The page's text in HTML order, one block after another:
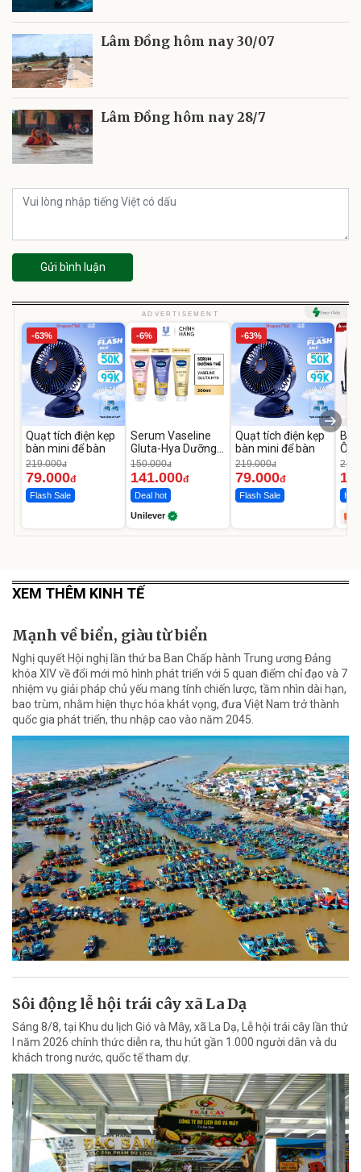
Lâm Đồng hôm nay 30/07
Lâm Đồng hôm nay 28/7
Gửi bình luận
ADVERTISEMENT
-63%
Quạt tích điện kẹp
bàn mini để bàn
219.000đ
79.000đ
Flash Sale
-6%
Serum Vaseline
Gluta-Hya Dưỡng
Da Sáng Mịn Sau 7
Ngày
150.000đ
141.000đ
Deal hot
Unilever
-63%
Quạt tích điện kẹp
bàn mini để bàn
219.000đ
79.000đ
Flash Sale
Ô
Hot
XEM THÊM KINH TẾ
Mạnh về biển, giàu từ biển
Nghị quyết Hội nghị lần thứ ba Ban Chấp hành Trung ương Đảng
khóa XIV về đổi mới mô hình phát triển với 5 quan điểm chỉ đạo và 7
nhiệm vụ giải pháp chủ yếu mang tính chiến lược, tầm nhìn dài hạn,
bao trùm, nhằm hiện thực hóa khát vọng, đưa Việt Nam trở thành
quốc gia phát triển, thu nhập cao vào năm 2045.
Sôi động lễ hội trái cây xã La Dạ
Sáng 8/8, tại Khu du lịch Gió và Mây, xã La Dạ, Lễ hội trái cây lần thứ
I năm 2026 chính thức diễn ra, thu hút gần 1.000 người dân và du
khách trong nước, quốc tế tham dự.